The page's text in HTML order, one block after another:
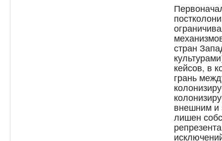
стран
кейсов, в
грань
внешним и
лишен